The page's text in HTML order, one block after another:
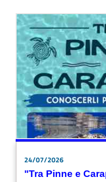
24/07/2026
"Tra Pinne e